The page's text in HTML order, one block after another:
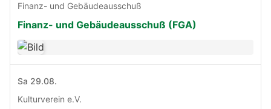
Finanz- und Gebäudeausschuß
Finanz- und Gebäudeausschuß (FGA)
Sa 29.08.
Kulturverein e.V.